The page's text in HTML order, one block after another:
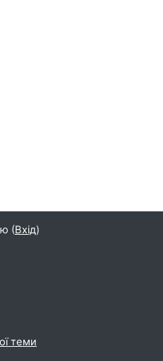
(Вхід)
теми